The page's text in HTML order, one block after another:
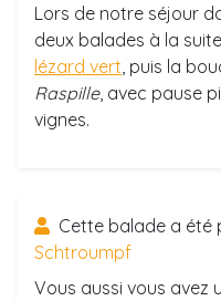
Lors de notre séjour
deux balades à la
lézard vert , puis la
Raspille, avec pause
vignes.
Cette balade a été
Schtroumpf
Vous aussi vous avez